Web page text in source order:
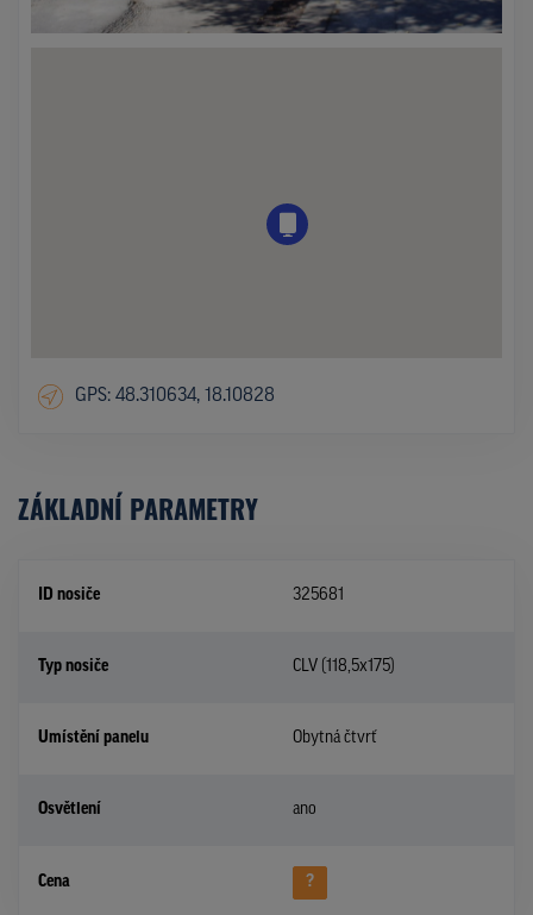
GPS: 48.310634, 18.10828
ZÁKLADNÍ PARAMETRY
ID nosiče 325681
Typ nosiče CLV (118,5x175)
Umístění panelu Obytná čtvrť
Osvětlení ano
Cena ?